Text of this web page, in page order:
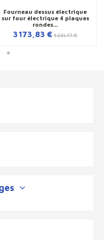
Fourneau dessus électrique
sur four électrique 4 plaques
rondes...
3 173,83 € 4 231,77 €